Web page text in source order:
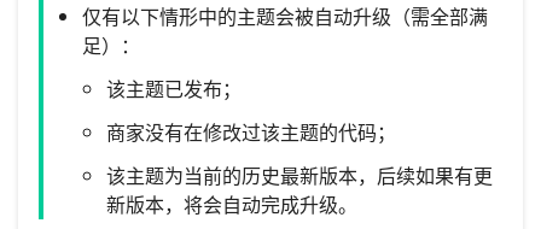
仅有以下情形中的主题会被自动升级（需全部满
足）：
该主题已发布；
商家没有在修改过该主题的代码；
该主题为当前的历史最新版本，后续如果有更
新版本，将会自动完成升级。